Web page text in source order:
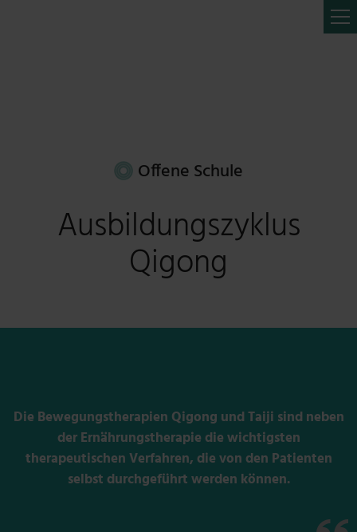
Offene Schule
Ausbildungszyklus
Qigong
Die Bewegungstherapien Qigong und Taiji sind neben
der Ernährungstherapie die wichtigsten
therapeutischen Verfahren, die von den Patienten
selbst durchgeführt werden können.